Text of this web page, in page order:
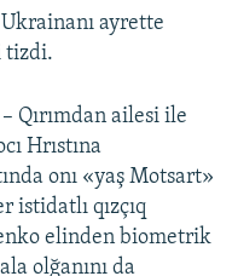
ayrette
tizdi.
Qırımdan ailesi ile
Hrıstına
onı «yaş Motsart»
istidatlı qızçıq
elinden biometrik
olğanını da